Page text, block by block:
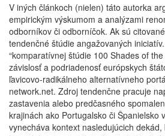
V iných článkoch (nielen) táto autorka
empirickým výskumom a analýzami
odborníkov či odborníčok. Ak sú
tendenčné štúdie angažovaných
“komparatívnej štúdie 100 Shades of
závislosť a podriadenosť európskych
ľavicovo-radikálneho alternatívneho
network.net. Zdroj tendenčne pracuje
zastavenia alebo predčasného
krajinách ako Portugalsko či Španielsko
vynecháva kontext nasledujúcich dekád,